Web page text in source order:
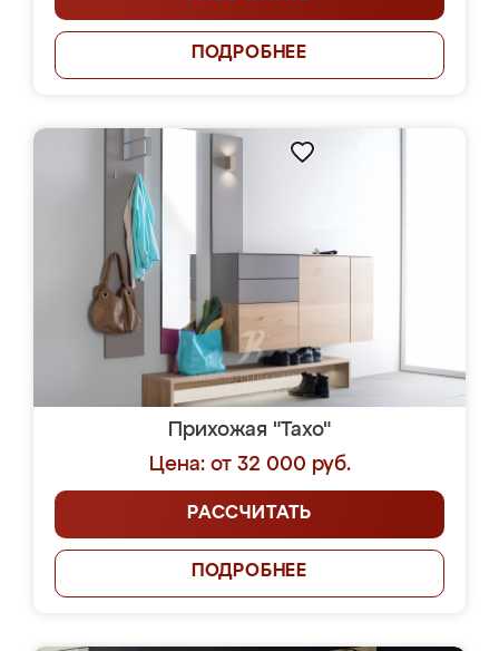
ПОДРОБНЕЕ
Прихожая "Тахо"
Цена: от 32 000 руб.
РАССЧИТАТЬ
ПОДРОБНЕЕ